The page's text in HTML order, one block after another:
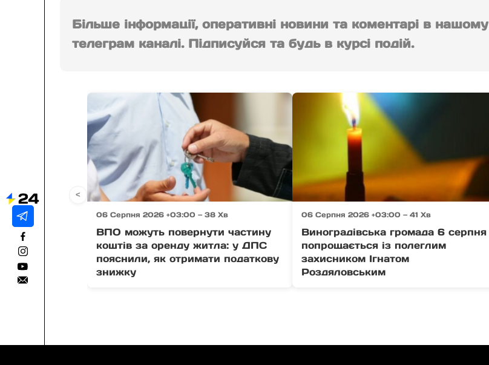
Більше інформації, оперативні новини та коментарі в нашому
телеграм каналі. Підписуйся та будь в курсі подій.
06 Серпня 2026 +03:00 — 38 Хв
ВПО можуть повернути частину
коштів за оренду житла: у ДПС
пояснили, як отримати податкову
знижку
06 Серпня 2026 +03:00 — 41 Хв
Виноградівська громада 6 серпня
попрощається із полеглим
захисником Ігнатом
Роздяловським
<